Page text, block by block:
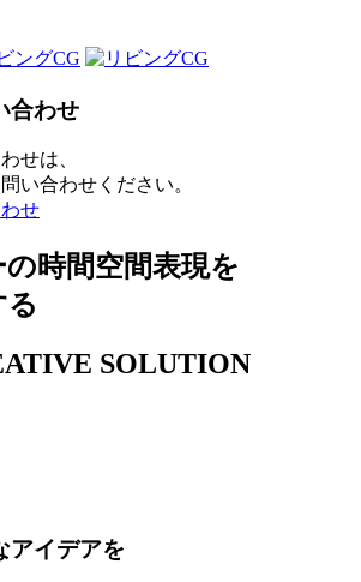
合わせ
せは、
い合わせください。
せ
時間空間表現を
SOLUTION
アイデアを